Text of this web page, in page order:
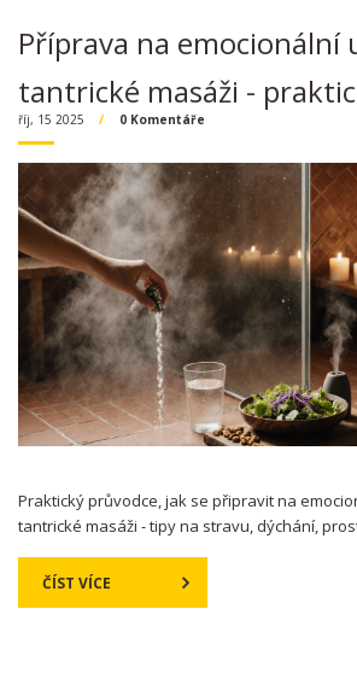
Příprava na emocionální
tantrické masáži -
říj, 15 2025 0 Komentáře
Praktický průvodce, jak se připravit na
tantrické masáži - tipy na stravu, dýchání,
ČÍST VÍCE